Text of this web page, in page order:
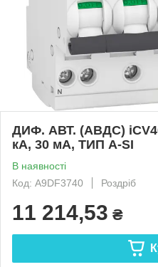
ДИФ. АВТ. (АВДС)
кА, 30 мА, ТИП A-SI
В наявності
Код: A9DF3740
Роздріб
11 214,53 ₴